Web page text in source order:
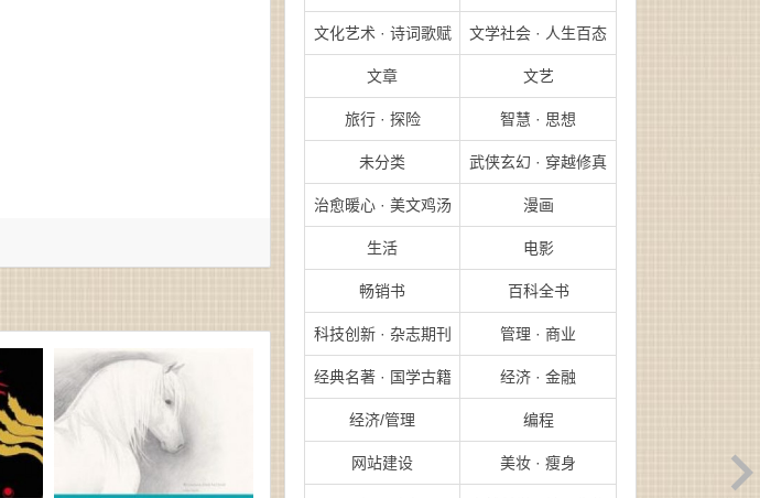
文化艺术 · 诗词歌赋 文学社会 · 人生百态
文章 文艺
旅行 · 探险 智慧 · 思想
未分类 武侠玄幻 · 穿越修真
治愈暖心 · 美文鸡汤 漫画
生活 电影
畅销书 百科全书
科技创新 · 杂志期刊 管理 · 商业
经典名著 · 国学古籍 经济 · 金融
经济/管理 编程
网站建设 美妆 · 瘦身